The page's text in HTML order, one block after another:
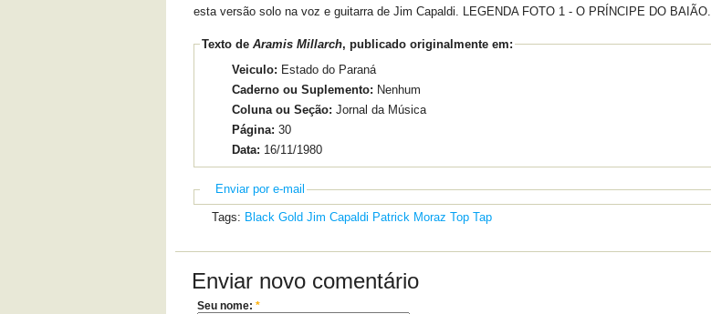
esta versão solo na voz e guitarra de Jim Capaldi. LEGENDA FOTO 1 - O PRÍNCIPE DO BAIÃO.
Texto deAramis Millarch, publicado originalmente em:
Veiculo: Estado do Paraná
Caderno ou Suplemento: Nenhum
Coluna ou Seção: Jornal da Música
Página: 30
Data: 16/11/1980
Enviar por e-mail
Tags: Black Gold Jim Capaldi Patrick Moraz Top Tap
Enviar novo comentário
Seu nome: *